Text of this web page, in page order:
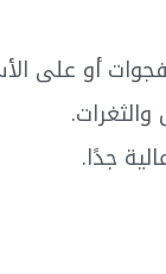
أو على
جدًا.